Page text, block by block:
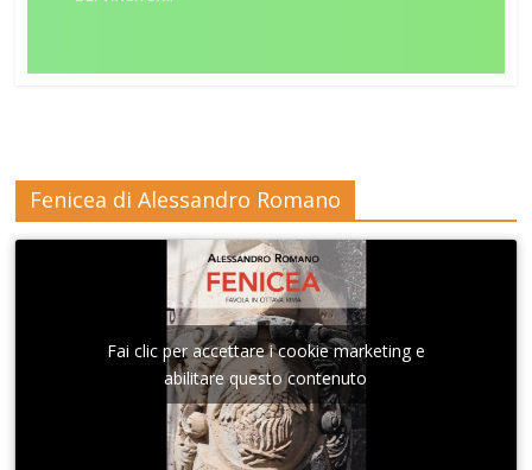
Fenicea di Alessandro Romano
Fai clic per accettare i cookie marketing e
abilitare questo contenuto